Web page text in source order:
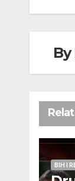
By
BIH I